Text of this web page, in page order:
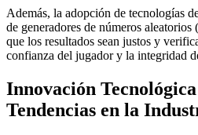
Además, la adopción de tecnologías
de generadores de números
que los resultados sean justos y
confianza del jugador y la integridad
Innovación
Tendencias en la